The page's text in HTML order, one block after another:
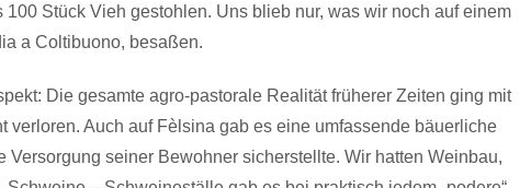
100 Stück Vieh gestohlen. Uns blieb nur, was wir noch auf einem
a Coltibuono, besaßen.
Die gesamte agro-pastorale Realität früherer Zeiten ging mit
verloren. Auch auf Fèlsina gab es eine umfassende bäuerliche
Versorgung seiner Bewohner sicherstellte. Wir hatten Weinbau,